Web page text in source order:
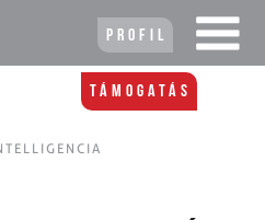
Profil
Támogatás